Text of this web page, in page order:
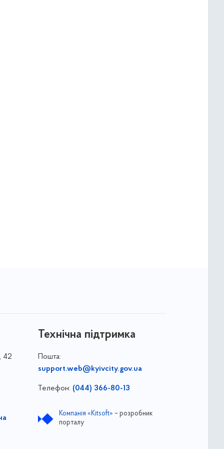
42
Технічна підтримка
Пошта:
support.web@kyivcity.gov.ua
Телефон: (044) 366-80-13
Компанія «Kitsoft» – розробник
порталу